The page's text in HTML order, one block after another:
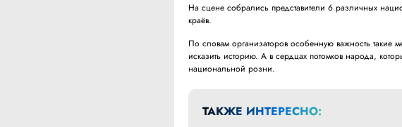
На сцене собрались представители 6 различных
краёв.
По словам организаторов особенную важность такие
исказить историю. А в сердцах потомков народа,
национальной розни.
ТАКЖЕ ИНТЕРЕСНО: